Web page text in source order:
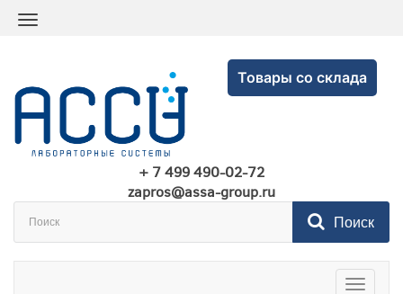
Товары со склада
+ 7 499 490-02-72
zapros@assa-group.ru
Поиск
Toggle